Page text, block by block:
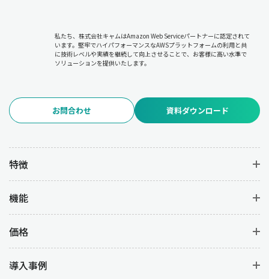
私たち、株式会社キャムはAmazon Web Serviceパートナーに認定されて
います。堅牢でハイパフォーマンスなAWSプラットフォームの利用と共
に技術レベルや実績を継続して向上させることで、お客様に高い水準で
ソリューションを提供いたします。
お問合わせ 資料ダウンロード
特徴
機能
価格
導入事例